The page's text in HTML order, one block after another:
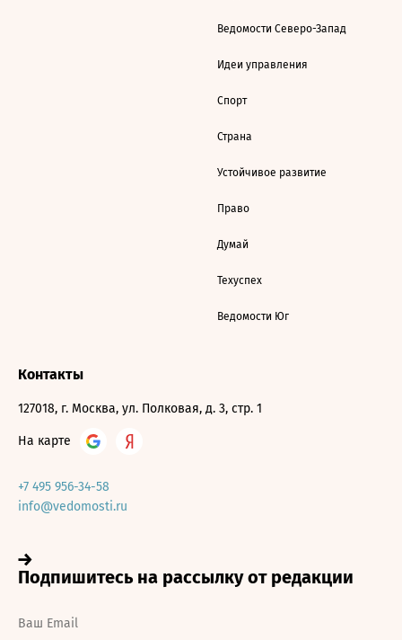
Ведомости Северо-Запад
Идеи управления
Спорт
Страна
Устойчивое развитие
Право
Думай
Техуспех
Ведомости Юг
Контакты
127018, г. Москва, ул. Полковая, д. 3, стр. 1
На карте
+7 495 956-34-58
info@vedomosti.ru